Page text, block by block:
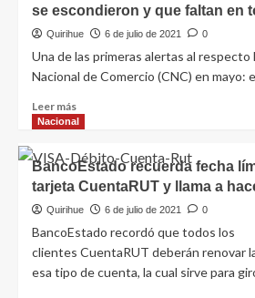
se escondieron y que faltan en
Quirihue 6 de julio de 2021 0
Una de las primeras alertas al respecto
Nacional de Comercio (CNC) en mayo:
Leer más
Nacional
BancoEstado recuerda fecha
tarjeta CuentaRUT y llama a
Quirihue 6 de julio de 2021 0
BancoEstado recordó que todos los
clientes CuentaRUT deberán renovar
esa tipo de cuenta, la cual sirve para